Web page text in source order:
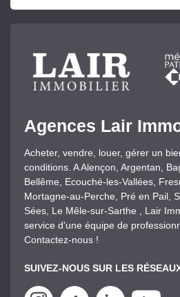
Agences Lair
Acheter, vendre, louer, gérer un
conditions. A Alençon, Argentan,
Bellême, Ecouché-les-Vallées,
Mortagne-au-Perche, Pré en Pail,
Sées, Le Mêle-sur-Sarthe , Lair
service d'une équipe de
Contactez-nous !
SUIVEZ-NOUS SUR LES